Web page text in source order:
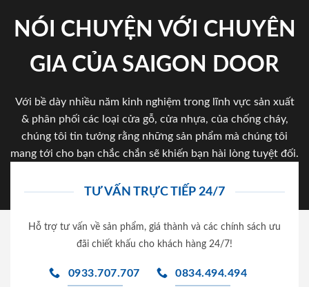
NÓI CHUYỆN VỚI CHUYÊN
GIA CỦA SAIGON DOOR
Với bề dày nhiều năm kinh nghiệm trong lĩnh vực sản xuất
& phân phối các loại cửa gỗ, cửa nhựa, của chống cháy,
chúng tôi tin tưởng rằng những sản phẩm mà chúng tôi
mang tới cho bạn chắc chắn sẽ khiến bạn hài lòng tuyệt đối.
TƯ VẤN TRỰC TIẾP 24/7
Hỗ trợ tư vấn về sản phẩm, giá thành và các chính sách ưu
đãi chiết khấu cho khách hàng 24/7!
0933.707.707 0834.494.494